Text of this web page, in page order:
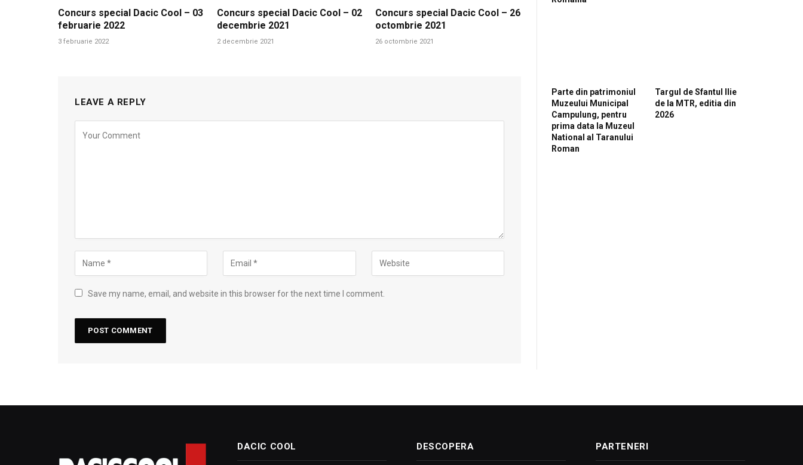
Concurs special Dacic Cool – 03
februarie 2022
3 februarie 2022
Concurs special Dacic Cool – 02
decembrie 2021
2 decembrie 2021
Concurs special Dacic Cool – 26
octombrie 2021
26 octombrie 2021
LEAVE A REPLY
Save my name, email, and website in this browser for the next time I comment.
Parte din patrimoniul
Muzeului Municipal
Campulung, pentru
prima data la Muzeul
National al Taranului
Roman
Targul de Sfantul Ilie
de la MTR, editia din
2026
DACIC COOL DESCOPERA PARTENERI